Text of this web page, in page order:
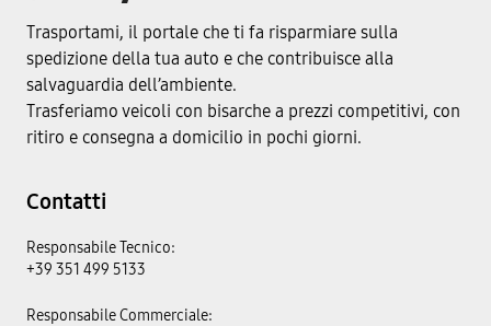
Trasportami, il portale che ti fa risparmiare sulla
spedizione della tua auto e che contribuisce alla
salvaguardia dell’ambiente.
Trasferiamo veicoli con bisarche a prezzi competitivi, con
ritiro e consegna a domicilio in pochi giorni.
Contatti
Responsabile Tecnico:
+39 351 499 5133
Responsabile Commerciale: